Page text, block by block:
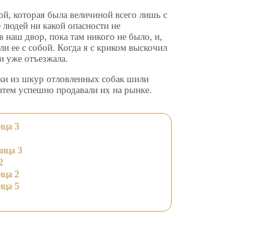
которая была величиной всего лишь с
ни какой опасности не
наш двор, пока там никого не было, и,
ее с собой. Когда я с криком выскочил
уже отъезжала.
из шкур отловленных собак шили
успешно продавали их на рынке.
3
3
2
5